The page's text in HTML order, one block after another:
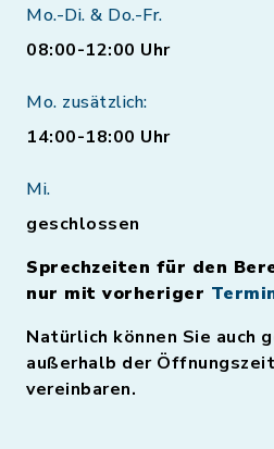
Mo.-Di. & Do.-Fr.
08:00-12:00 Uhr
Mo. zusätzlich:
14:00-18:00 Uhr
Mi.
geschlossen
Sprechzeiten für den
nur mit vorheriger
Natürlich können Sie auch
außerhalb der
vereinbaren.